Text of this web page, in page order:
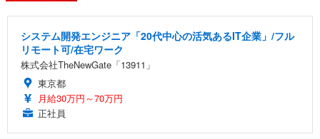
システム開発エンジニア「20代中心の活気あるIT企業」/フル
リモート可/在宅ワーク
株式会社TheNewGate「13911」
東京都
月給30万円～70万円
正社員